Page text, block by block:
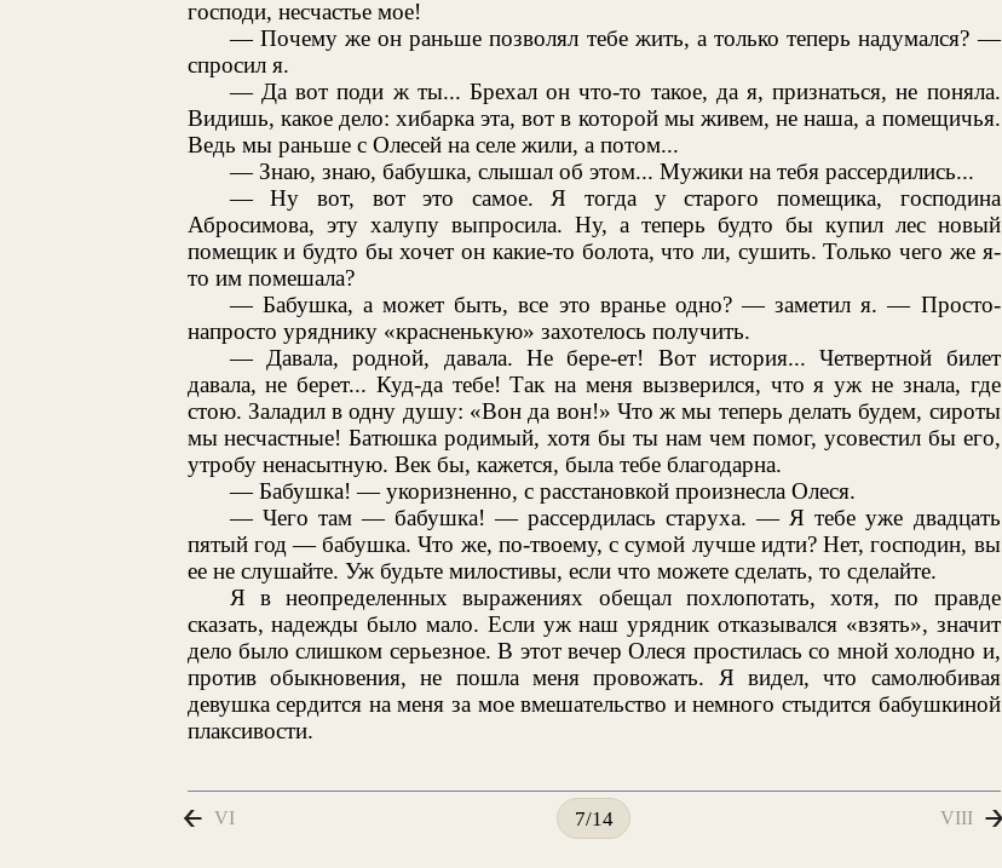
господи, несчастье мое!
— Почему же он раньше позволял тебе жить, а только теперь надумался? —
спросил я.
— Да вот поди ж ты... Брехал он что-то такое, да я, признаться, не поняла.
Видишь, какое дело: хибарка эта, вот в которой мы живем, не наша, а помещичья.
Ведь мы раньше с Олесей на селе жили, а потом...
— Знаю, знаю, бабушка, слышал об этом... Мужики на тебя рассердились...
— Ну вот, вот это самое. Я тогда у старого помещика, господина
Абросимова, эту халупу выпросила. Ну, а теперь будто бы купил лес новый
помещик и будто бы хочет он какие-то болота, что ли, сушить. Только чего же я-
то им помешала?
— Бабушка, а может быть, все это вранье одно? — заметил я. — Просто-
напросто уряднику «красненькую» захотелось получить.
— Давала, родной, давала. Не бере-ет! Вот история... Четвертной билет
давала, не берет... Куд-да тебе! Так на меня вызверился, что я уж не знала, где
стою. Заладил в одну душу: «Вон да вон!» Что ж мы теперь делать будем, сироты
мы несчастные! Батюшка родимый, хотя бы ты нам чем помог, усовестил бы его,
утробу ненасытную. Век бы, кажется, была тебе благодарна.
— Бабушка! — укоризненно, с расстановкой произнесла Олеся.
— Чего там — бабушка! — рассердилась старуха. — Я тебе уже двадцать
пятый год — бабушка. Что же, по-твоему, с сумой лучше идти? Нет, господин, вы
ее не слушайте. Уж будьте милостивы, если что можете сделать, то сделайте.
Я в неопределенных выражениях обещал похлопотать, хотя, по правде
сказать, надежды было мало. Если уж наш урядник отказывался «взять», значит
дело было слишком серьезное. В этот вечер Олеся простилась со мной холодно и,
против обыкновения, не пошла меня провожать. Я видел, что самолюбивая
девушка сердится на меня за мое вмешательство и немного стыдится бабушкиной
плаксивости.
VI 7/14 VIII